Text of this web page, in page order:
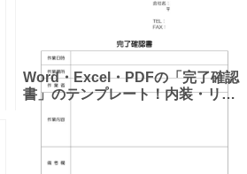
Word・Excel・PDFの「完了確認
書」のテンプレート！内装・リフ
フォーム工事や内装工事を業者